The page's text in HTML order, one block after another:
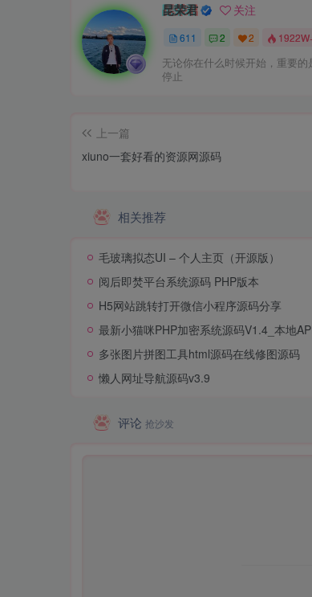
昆荣君 关注
611 2 2
无论你在什么时候开始，重要的
停止
上一篇
xiuno一套好看的资源网源码
相关推荐
毛玻璃拟态UI – 个人主页（开源版）
阅后即焚平台系统源码 PHP版本
H5网站跳转打开微信小程序源码分享
最新小猫咪PHP加密系统源码V1.4_本地
多张图片拼图工具html源码在线修图源码
懒人网址导航源码v3.9
评论 抢沙发